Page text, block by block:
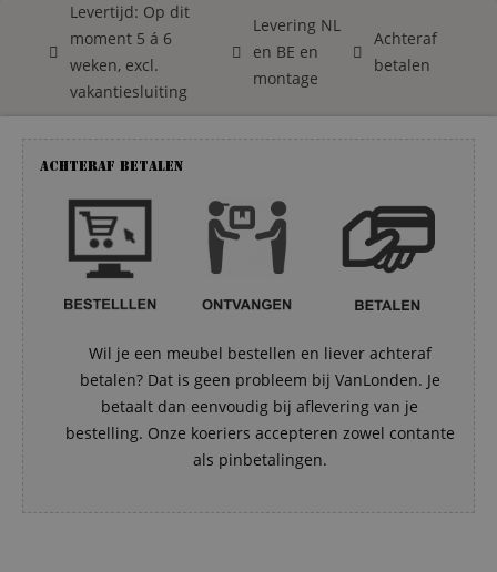
Levertijd: Op dit
moment 5 á 6
weken, excl.
vakantiesluiting
Levering NL
en BE en
montage
Achteraf
betalen
Achteraf betalen
Wil je een meubel bestellen en liever achteraf
betalen? Dat is geen probleem bij VanLonden. Je
betaalt dan eenvoudig bij aflevering van je
bestelling. Onze koeriers accepteren zowel contante
als pinbetalingen.